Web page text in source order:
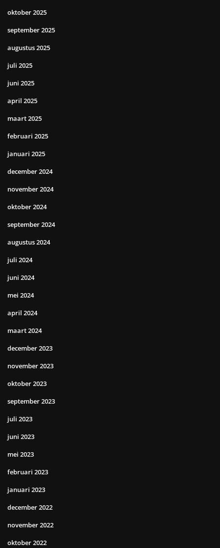
oktober 2025
september 2025
augustus 2025
juli 2025
juni 2025
april 2025
maart 2025
februari 2025
januari 2025
december 2024
november 2024
oktober 2024
september 2024
augustus 2024
juli 2024
juni 2024
mei 2024
april 2024
maart 2024
december 2023
november 2023
oktober 2023
september 2023
juli 2023
juni 2023
mei 2023
februari 2023
januari 2023
december 2022
november 2022
oktober 2022